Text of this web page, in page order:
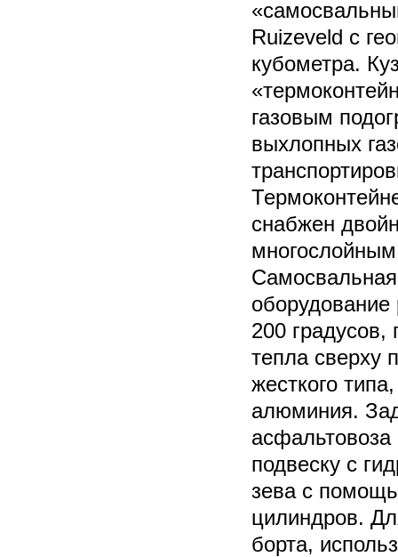
Ruizeveld с
кубометра.
газовым
выхлопных
снабжен
оборудование
200 градусов,
тепла сверху
жесткого
алюминия.
подвеску с
зева с
цилиндров.
борта,